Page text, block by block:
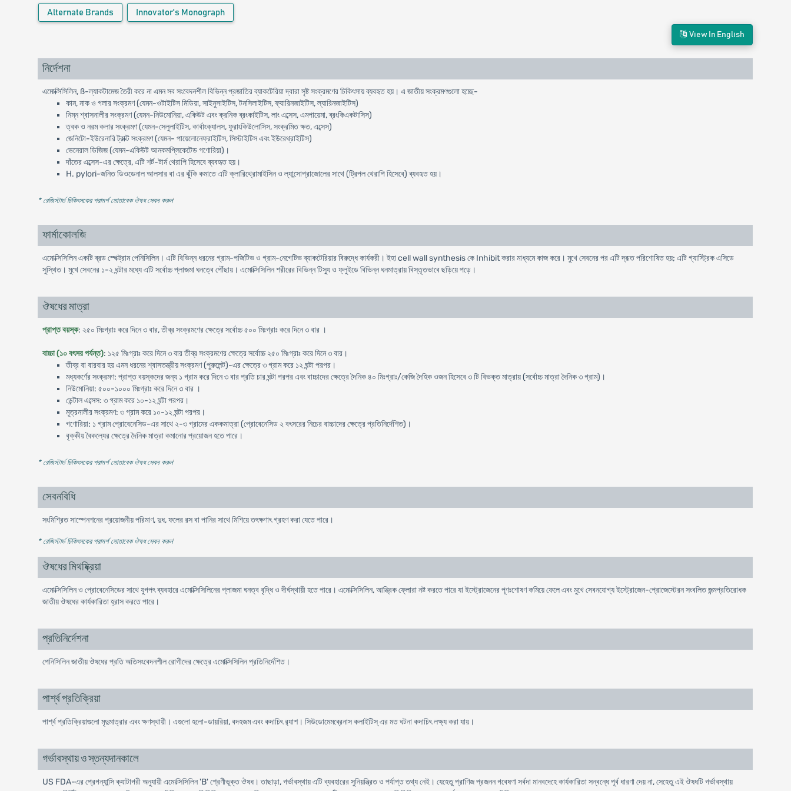
Alternate Brands Innovator's Monograph
View In English
নির্দেশনা
এমোক্সিসিলিন, ß-ল্যাকটামেজ তৈরী করে না এমন সব সংবেদনশীল বিভিন্ন প্রজাতির ব্যাকটেরিয়া দ্বারা সৃষ্ট সংক্রমণের চিকিৎসায় ব্যবহৃত হয়। এ জাতীয় সংক্রমণগুলো হচ্ছে-
কান, নাক ও গলার সংক্রমণ (যেমন-ওটাইটিস মিডিয়া, সাইনুসাইটিস, টনসিলাইটিস, ফ্যারিনজাইটিস, ল্যারিনজাইটিস)
নিম্ন শ্বাসনালীর সংক্রমণ (যেমন-নিউমোনিয়া, একিউট এবং ক্রনিক ব্রংকাইটিস, লাং এব্সেস, এমপায়েমা, ব্রংকিএকটাসিস)
ত্বক ও নরম কলার সংক্রমণ (যেমন-সেলুলাইটিস, কার্বাংক্যালস, ফুরাংকিউলোসিস, সংক্রমিত ক্ষত, এব্সেস)
জেনিটো-ইউরেনারি ট্রাক্ট সংক্রমণ (যেমন- পায়েলোনেফ্রাইটিস, সিস্টাইটিস এবং ইউরেথ্রাইটিস)
ভেনেরাল ডিজিজ (যেমন-একিউট আনকমপ্লিকেটেড গণোরিয়া)।
দাঁতের এব্সেস-এর ক্ষেত্রে, এটি শর্ট-টার্ম থেরাপি হিসেবে ব্যবহৃত হয়।
H. pylori-জনিত ডিওডেনাল আলসার বা এর ঝুঁকি কমাতে এটি ক্লারিথ্রোমাইসিন ও ল্যান্সোপ্রাজোলের সাথে (ট্রিপল থেরাপি হিসেবে) ব্যবহৃত হয়।
* রেজিস্টার্ড চিকিৎসকের পরামর্শ মোতাবেক ঔষধ সেবন করুন'
ফার্মাকোলজি
এমোক্সিসিলিন একটি ব্রড স্পেক্ট্রাম পেনিসিলিন। এটি বিভিন্ন ধরনের গ্রাম-পজিটিভ ও গ্রাম-নেগেটিভ ব্যাকটেরিয়ার বিরুদ্ধে কার্যকরী। ইহা cell wall synthesis কে Inhibit করার মাধ্যমে কাজ করে। মুখে সেবনের পর এটি দ্রূত পরিশোষিত হয়; এটি গ্যাস্ট্রিক এসিডে
সুস্থিত। মুখে সেবনের ১-২ ঘন্টার মধ্যে এটি সর্বোচ্চ প্লাজমা ঘনত্বে পৌঁছায়। এমোক্সিসিলিন শরীরের বিভিন্ন টিস্যু ও ফ্লুইডে বিভিন্ন ঘনমাত্রায় বিস্তৃতভাবে ছড়িয়ে পড়ে।
ঔষধের মাত্রা
প্রাপ্ত বয়স্ক: ২৫০ মিঃগ্রাঃ করে দিনে ৩ বার, তীব্র সংক্রমণের ক্ষেত্রে সর্বোচ্চ ৫০০ মিঃগ্রাঃ করে দিনে ৩ বার ।
বাচ্চা (১০ বৎসর পর্যন্ত): ১২৫ মিঃগ্রাঃ করে দিনে ৩ বার তীব্র সংক্রমণের ক্ষেত্রে সর্বোচ্চ ২৫০ মিঃগ্রাঃ করে দিনে ৩ বার।
তীব্র বা বারবার হয় এমন ধরনের শ্বাসতন্ত্রীয় সংক্রমণ (পুরুলেন্ট)-এর ক্ষেত্রে ৩ গ্রাম করে ১২ ঘন্টা পরপর।
মধ্যকর্ণের সংক্রমণ: প্রাপ্ত বয়স্কদের জন্য ১ গ্রাম করে দিনে ৩ বার প্রতি চার ঘন্টা পরপর এবং বাচ্চাদের ক্ষেত্রে দৈনিক ৪০ মিঃগ্রাঃ/কেজি দৈহিক ওজন হিসেবে ৩ টি বিভক্ত মাত্রায় (সর্বোচ্চ মাত্রা দৈনিক ৩ গ্রাম)।
নিউমোনিয়া: ৫০০-১০০০ মিঃগ্রাঃ করে দিনে ৩ বার ।
ডেন্টাল এব্সেস: ৩ গ্রাম করে ১০-১২ ঘন্টা পরপর।
মূত্রনালীর সংক্রমণ: ৩ গ্রাম করে ১০-১২ ঘন্টা পরপর।
গণোরিয়া: ১ গ্রাম প্রোবেনেসিড-এর সাথে ২-৩ গ্রামের এককমাত্রা (প্রোবেনেসিড ২ বৎসরের নিচের বাচ্চাদের ক্ষেত্রে প্রতিনির্দেশিত)।
বৃক্কীয় বৈকল্যের ক্ষেত্রে দৈনিক মাত্রা কমানোর প্রয়োজন হতে পারে।
* রেজিস্টার্ড চিকিৎসকের পরামর্শ মোতাবেক ঔষধ সেবন করুন'
সেবনবিধি
সংমিশ্রিত সাস্পেনশনের প্রয়োজনীয় পরিমাণ, দুধ, ফলের রস বা পানির সাথে মিশিয়ে তৎক্ষণাৎ গ্রহণ করা যেতে পারে।
* রেজিস্টার্ড চিকিৎসকের পরামর্শ মোতাবেক ঔষধ সেবন করুন'
ঔষধের মিথষ্ক্রিয়া
এমোক্সিসিলিন ও প্রোবেনেসিডের সাথে যুগপৎ ব্যবহারে এমোক্সিসিলিনের প্লাজমা ঘনত্ব বৃদ্ধি ও দীর্ঘস্থায়ী হতে পারে। এমোক্সিসিলিন, আন্ত্রিক ফ্লোরা নষ্ট করতে পারে যা ইস্ট্রোজেনের পূণঃশোষণ কমিয়ে ফেলে এবং মুখে সেবনযোগ্য ইস্ট্রোজেন-প্রোজেস্টেরন সংবলিত জন্মপ্রতিরোধক
জাতীয় ঔষধের কার্যকারিতা হ্রাস করতে পারে।
প্রতিনির্দেশনা
পেনিসিলিন জাতীয় ঔষধের প্রতি অতিসংবেদনশীল রোগীদের ক্ষেত্রে এমোক্সিসিলিন প্রতিনির্দেশিত।
পার্শ্ব প্রতিক্রিয়া
পার্শ্ব প্রতিক্রিয়াগুলো মৃদুমাত্রার এবং ক্ষণস্থায়ী। এগুলো হলো-ডায়রিয়া, বদহজম এবং কদাচিৎ র‌্যাশ। সিউডোমেমব্রেনাস কলাইটিস্ এর মত ঘটনা কদাচিৎ লক্ষ্য করা যায়।
গর্ভাবস্থায় ও স্তন্যদানকালে
US FDA-এর প্রেগন্যান্সি ক্যাটাগরী অনুযায়ী এমোক্সিসিলিন 'B' শ্রেণীভূক্ত ঔষধ। তাছাড়া, গর্ভাবস্থায় এটি ব্যবহারের সুনিয়ন্ত্রিত ও পর্যাপ্ত তথ্য নেই। যেহেতু প্রাণিজ প্রজনন গবেষণা সর্বদা মানবদেহে কার্যকারিতা সন্বন্ধে পূর্ব ধারণা দেয় না, সেহেতু এই ঔষধটি গর্ভাবস্থায়